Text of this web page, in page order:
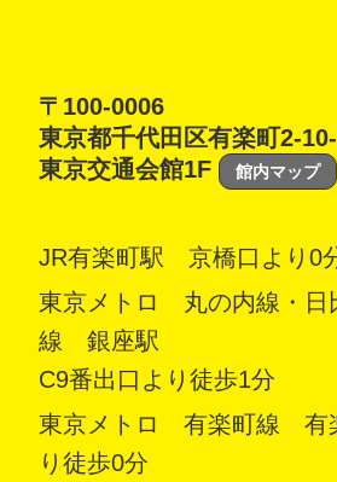
〒100-0006
東京都千代田区有楽町2-
東京交通会館1F
館内マップ
JR有楽町駅 京橋口より0
東京メトロ 丸の内線・日
線 銀座駅
C9番出口より徒歩1分
東京メトロ 有楽町線 有
り徒歩0分